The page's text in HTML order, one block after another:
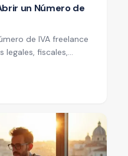
un Número de
de IVA freelance
legales, fiscales,